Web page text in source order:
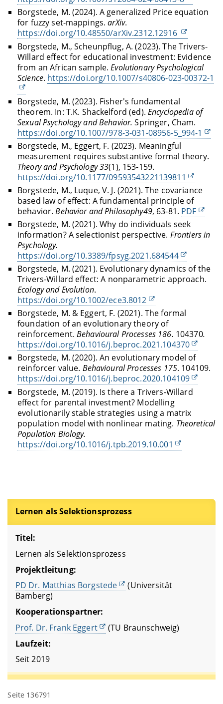
Borgstede, M. (2024). A generalized Price equation
for fuzzy set-mappings.arXiv.
https://doi.org/10.48550/arXiv.2312.12916
Borgstede, M., Scheunpflug, A. (2023). The Trivers-
Willard effect for educational investment: Evidence
from an African sample.Evolutionary Psychological
Science. https://doi.org/10.1007/s40806-023-00372-1
Borgstede, M. (2023). Fisher's fundamental
theorem. In: T.K. Shackelford (ed).Encyclopedia of
Sexual Psychology and Behavior. Springer, Cham.
https://doi.org/10.1007/978-3-031-08956-5_994-1
Borgstede, M., Eggert, F. (2023). Meaningful
measurement requires substantive formal theory.
Theory and Psychology33(1), 153-159.
https://doi.org/10.1177/09593543221139811
Borgstede, M., Luque, V. J. (2021). The covariance
based law of effect: A fundamental principle of
behavior.Behavior and Philosophy49, 63-81. PDF
Borgstede, M. (2021). Why do individuals seek
information? A selectionist perspective. Frontiers in
Psychology.
https://doi.org/10.3389/fpsyg.2021.684544
Borgstede, M. (2021). Evolutionary dynamics of the
Trivers-Willard effect: A nonparametric approach.
Ecology and Evolution.
https://doi.org/10.1002/ece3.8012
Borgstede, M. & Eggert, F. (2021). The formal
foundation of an evolutionary theory of
reinforcement.Behavioural Processes 186. 104370.
https://doi.org/10.1016/j.beproc.2021.104370
Borgstede, M. (2020). An evolutionary model of
reinforcer value. Behavioural Processes 175. 104109.
https://doi.org/10.1016/j.beproc.2020.104109
Borgstede, M. (2019). Is there a Trivers-Willard
effect for parental investment? Modelling
evolutionarily stable strategies using a matrix
population model with nonlinear mating. Theoretical
Population Biology.
https://doi.org/10.1016/j.tpb.2019.10.001
Lernen als Selektionsprozess
Titel:
Lernen als Selektionsprozess
Projektleitung:
PD Dr. Matthias Borgstede
(Universität
Bamberg)
Kooperationspartner:
Prof. Dr. Frank Eggert
(TU Braunschweig)
Laufzeit:
Seit 2019
Seite 136791